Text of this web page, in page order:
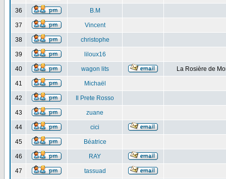
36 B.M
37 Vincent
38 christophe
39 liloux16
40 wagon lits La Rosière de
41 Michaël
42 Il Prete Rosso
43 zuane
44 cici
45 Béatrice
46 RAY
47 tassuad